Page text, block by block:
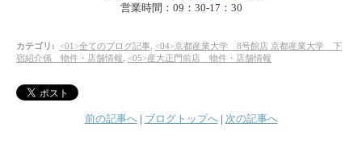
営業時間：09：30-17：30
カテゴリ : <01>全てのブログ記事, <04>京都産業大学 8号館店 京都産業大学 下
宿紹介係 物件・店舗情報, <05>産大正門前店 物件・店舗情報
前の記事へ| ブログトップへ| 次の記事へ